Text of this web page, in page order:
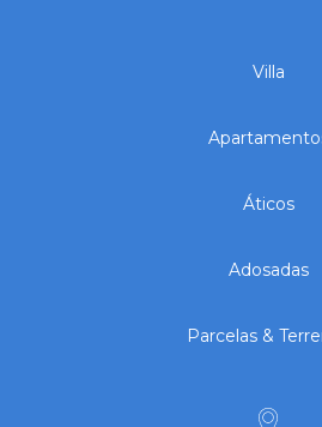
Villa
Áticos
Adosadas
Parcelas &